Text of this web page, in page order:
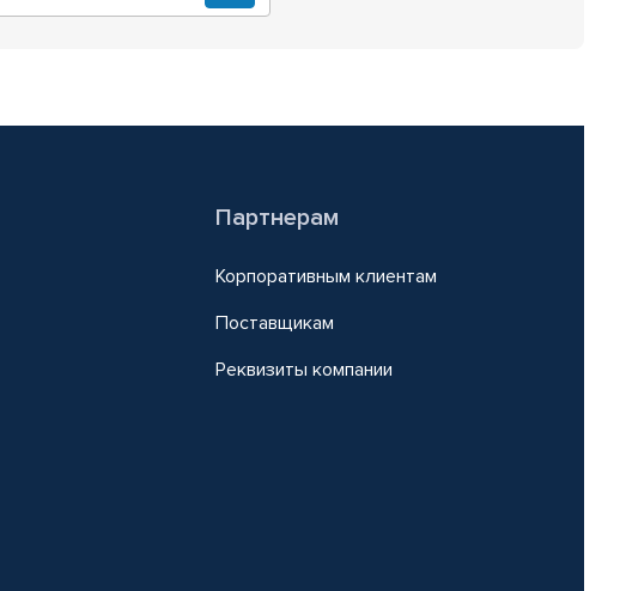
Партнерам
Корпоративным клиентам
Поставщикам
Реквизиты компании